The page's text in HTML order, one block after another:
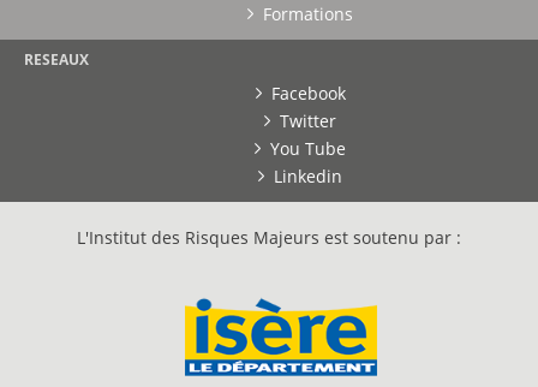
Formations
RESEAUX
Facebook
Twitter
You Tube
Linkedin
L'Institut des Risques Majeurs est soutenu par :